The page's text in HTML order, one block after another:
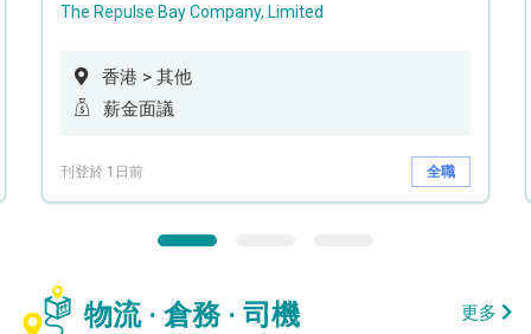
The Repulse Bay Company, Limited
香港 > 其他
薪金面議
刊登於 1日前 全職
物流 · 倉務 · 司機 更多